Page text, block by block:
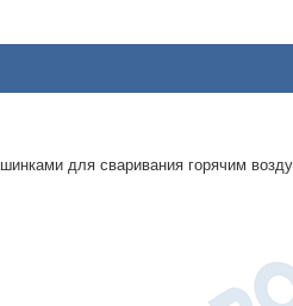
для сваривания горячим